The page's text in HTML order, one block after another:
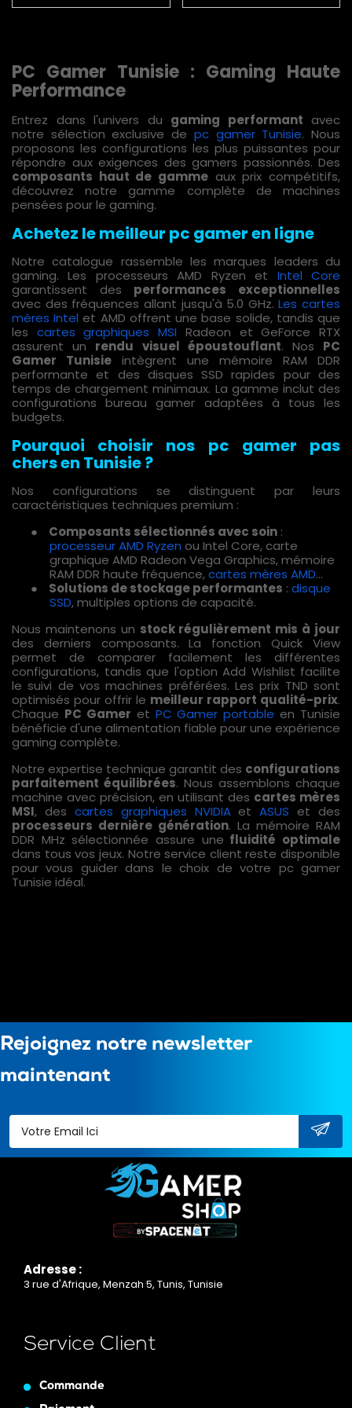
PC Gamer Tunisie : Gaming Haute
Performance
Entrez dans l'univers du gaming performant avec
notre sélection exclusive de pc gamer Tunisie. Nous
proposons les configurations les plus puissantes pour
répondre aux exigences des gamers passionnés. Des
composants haut de gamme aux prix compétitifs,
découvrez notre gamme complète de machines
pensées pour le gaming.
Achetez le meilleur pc gamer en ligne
Notre catalogue rassemble les marques leaders du
gaming. Les processeurs AMD Ryzen et Intel Core
garantissent des performances exceptionnelles
avec des fréquences allant jusqu'à 5.0 GHz.Les cartes
mères Intel et AMD offrent une base solide, tandis que
les cartes graphiques MSI Radeon et GeForce RTX
assurent un rendu visuel époustouflant. Nos PC
Gamer Tunisie intègrent une mémoire RAM DDR
performante et des disques SSD rapides pour des
temps de chargement minimaux. La gamme inclut des
configurations bureau gamer adaptées à tous les
budgets.
Pourquoi choisir nos pc gamer pas
chers en Tunisie ?
Nos configurations se distinguent par leurs
caractéristiques techniques premium :
●
Composants sélectionnés avec soin :
processeur AMD Ryzen ou Intel Core, carte
graphique AMD Radeon Vega Graphics, mémoire
RAM DDR haute fréquence,cartes mères AMD…
●
Solutions de stockage performantes : disque
SSD, multiples options de capacité.
Nous maintenons un stock régulièrement mis à jour
des derniers composants. La fonction Quick View
permet de comparer facilement les différentes
configurations, tandis que l'option Add Wishlist facilite
le suivi de vos machines préférées. Les prix TND sont
optimisés pour offrir le meilleur rapport qualité-prix.
Chaque PC Gamer et PC Gamer portable en Tunisie
bénéficie d'une alimentation fiable pour une expérience
gaming complète.
Notre expertise technique garantit des configurations
parfaitement équilibrées. Nous assemblons chaque
machine avec précision, en utilisant des cartes mères
MSI, des cartes graphiques NVIDIAetASUS et des
processeurs dernière génération. La mémoire RAM
DDR MHz sélectionnée assure une fluidité optimale
dans tous vos jeux. Notre service client reste disponible
pour vous guider dans le choix de votre pc gamer
Tunisie idéal.
Rejoignez notre newsletter
maintenant
Adresse :
3 rue d'Afrique, Menzah 5, Tunis, Tunisie
Service Client
Commande